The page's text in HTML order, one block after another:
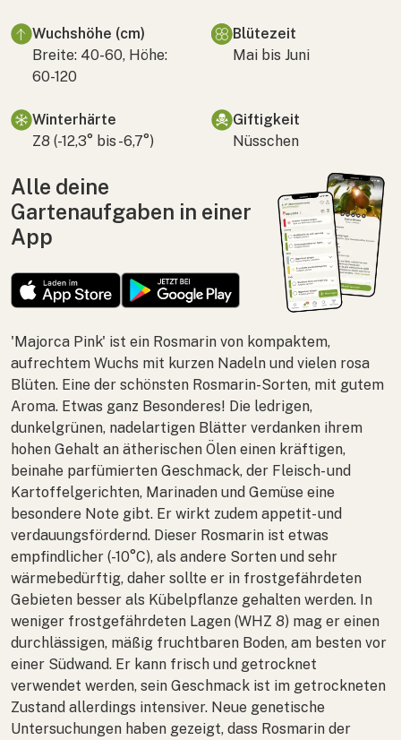
Wuchshöhe (cm)
Breite: 40-60, Höhe:
60-120
Blütezeit
Mai bis Juni
Winterhärte
Z8 (-12,3° bis -6,7°)
Giftigkeit
Nüsschen
Alle deine
Gartenaufgaben in einer
App
'Majorca Pink' ist ein Rosmarin von kompaktem,
aufrechtem Wuchs mit kurzen Nadeln und vielen rosa
Blüten. Eine der schönsten Rosmarin-Sorten, mit gutem
Aroma. Etwas ganz Besonderes! Die ledrigen,
dunkelgrünen, nadelartigen Blätter verdanken ihrem
hohen Gehalt an ätherischen Ölen einen kräftigen,
beinahe parfümierten Geschmack, der Fleisch- und
Kartoffelgerichten, Marinaden und Gemüse eine
besondere Note gibt. Er wirkt zudem appetit- und
verdauungsfördernd. Dieser Rosmarin ist etwas
empfindlicher (-10°C), als andere Sorten und sehr
wärmebedürftig, daher sollte er in frostgefährdeten
Gebieten besser als Kübelpflanze gehalten werden. In
weniger frostgefährdeten Lagen (WHZ 8) mag er einen
durchlässigen, mäßig fruchtbaren Boden, am besten vor
einer Südwand. Er kann frisch und getrocknet
verwendet werden, sein Geschmack ist im getrockneten
Zustand allerdings intensiver. Neue genetische
Untersuchungen haben gezeigt, dass Rosmarin der